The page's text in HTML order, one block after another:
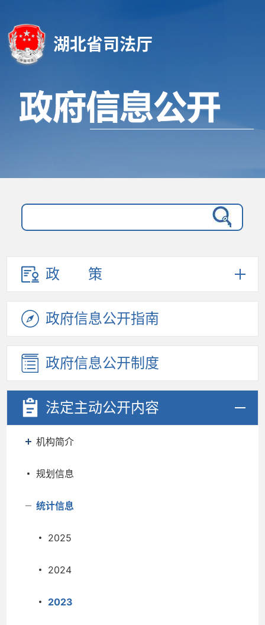
湖北省司法厅
政策
政府信息公开指南
政府信息公开制度
法定主动公开内容
机构简介
规划信息
统计信息
2025
2024
2023